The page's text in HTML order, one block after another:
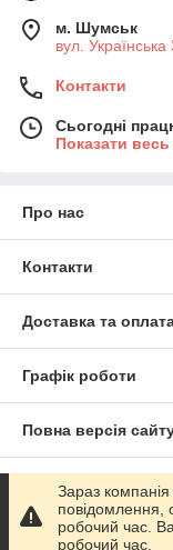
м. Шумськ
вул.
Контакти
Сьогодні
Показати
Про нас
Контакти
Доставка та
Графік роботи
Повна версія
Сайт створено на
Політика
Зараз
повідомлення,
робочий час.
робочий час.